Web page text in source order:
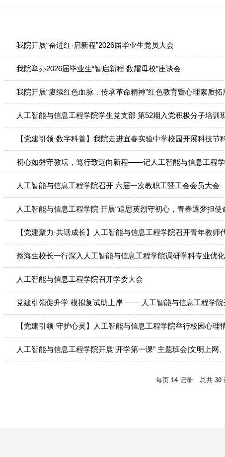
我院开展“奋进红·启新程”2026届毕业生党员大会
我院举办2026届毕业生“智启新程 数耀母校”座谈会
我院开展“赓续红色血脉，传承革命精神”红色教育暨心理素质
人工智能与信息工程学院学生党支部 第52期入党积极分子培训
【党建引领·数字科普】我院走进宜春实验中学校园开展科技节
初心如磐守教坛，笃行致远向新程——记人工智能与信息工程
人工智能与信息工程学院召开 六届一次教职工暨工会会员大会
人工智能与信息工程学院 开展“追思英烈守初心，青春逐梦担
【党建聚力·共话成长】人工智能与信息工程学院召开青年教师
蔡海生校长一行深入人工智能与信息工程学院调研学科专业优
人工智能与信息工程学院召开学委大会
党建引领促升学 模拟复试助上岸 —— 人工智能与信息工程学院
【党建引领·守护心灵】人工智能与信息工程学院举行校园心理
人工智能与信息工程学院开展“开学第一课” 主题班会|文明上网
每页 14记录 总共 30